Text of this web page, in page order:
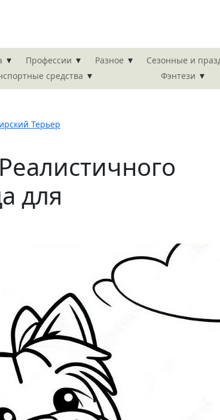
▾ Профессии ▾ Разное ▾ Сезонные и
средства ▾ Фэнтези ▾
Терьер
для